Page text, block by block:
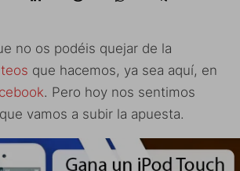
no os podéis quejar de la
que hacemos, ya sea aquí, en
. Pero hoy nos sentimos
vamos a subir la apuesta.